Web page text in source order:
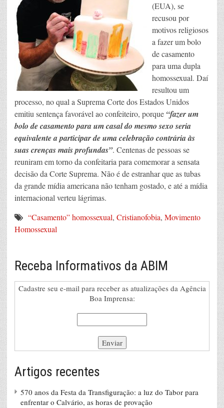
(EUA), se
recusou por
motivos religiosos
a fazer um bolo
de casamento
para uma dupla
homossexual. Daí
resultou um
processo, no qual a Suprema Corte dos Estados Unidos
emitiu sentença favorável ao confeiteiro, porque “fazer um
bolo de casamento para um casal do mesmo sexo seria
equivalente a participar de uma celebração contrária às
suas crenças mais profundas”. Centenas de pessoas se
reuniram em torno da confeitaria para comemorar a sensata
decisão da Corte Suprema. Não é de estranhar que as tubas
da grande mídia americana não tenham gostado, e até a mídia
internacional verteu lágrimas.
“Casamento” homossexual, Cristianofobia, Movimento
Homossexual
Receba Informativos da ABIM
Cadastre seu e-mail para receber as atualizações da Agência
Boa Imprensa:
Artigos recentes
570 anos da Festa da Transfiguração: a luz do Tabor para
enfrentar o Calvário, as horas de provação